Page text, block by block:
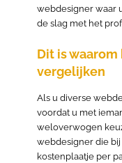
webdesigner waar
de slag met het
Dit is
vergelijken
Als u diverse
voordat u met
weloverwogen
webdesigner die bij
kostenplaatje per